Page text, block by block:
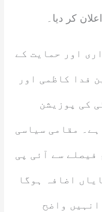
کر دیا۔
اور حمایت کے
فدا کاظمی اور
کی پوزیشن
مقامی سیاسی
فیصلے سے آئی پی
اضافہ ہوگا
واضح